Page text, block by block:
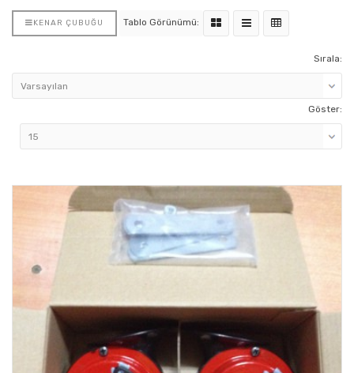
KENAR ÇUBUĞU Tablo Görünümü:
Sırala:
Göster: